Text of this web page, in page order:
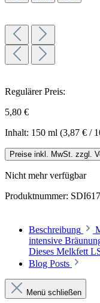
Regulärer Preis:
5,80 €
Inhalt: 150 ml (3,87 € /
Preise inkl. MwSt. zzgl.
Nicht mehr verfügbar
Produktnummer:
Beschreibung
intensive
Dieses Melkfett
Blog Posts
Menü schließen